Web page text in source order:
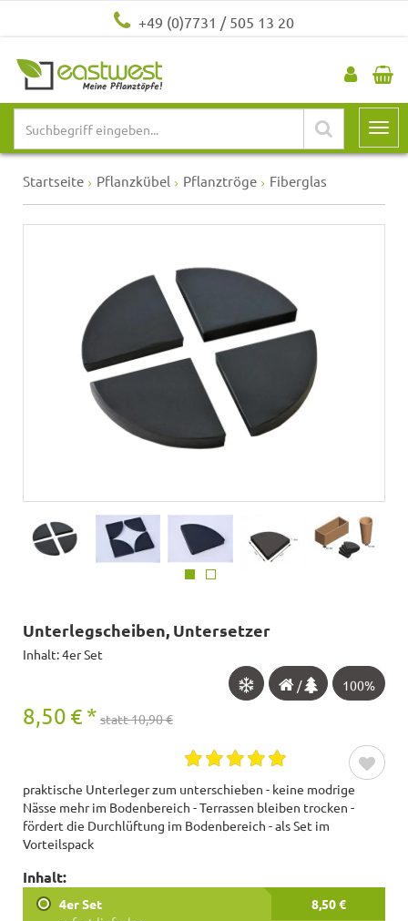
+49 (0)7731 / 505 13 20
Startseite Pflanzkübel Pflanztröge Fiberglas
Unterlegscheiben, Untersetzer
Inhalt: 4er Set
100%
/
8,50 € * statt 10,90 €
praktische Unterleger zum unterschieben - keine modrige
Nässe mehr im Bodenbereich - Terrassen bleiben trocken -
fördert die Durchlüftung im Bodenbereich - als Set im
Vorteilspack
Inhalt:
4er Set
8,50 €